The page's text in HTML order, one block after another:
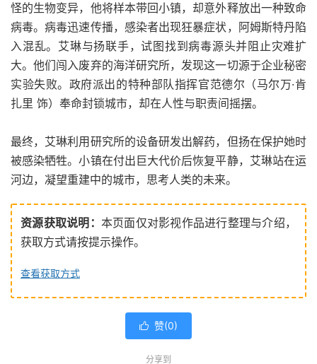
怪的生物变异，他将样本带回小镇，却意外释放出一种致命
病毒。病毒迅速传播，感染者出现狂暴症状，阿姆斯特丹陷
入混乱。艾琳与扬联手，试图找到病毒源头并阻止灾难扩
大。他们闯入废弃的海洋研究所，发现这一切源于企业秘密
实验失败。政府派出的特种部队指挥官范德尔（马尔万·肯
扎里 饰）奉命封锁城市，却在人性与职责间摇摆。
最终，艾琳利用研究所的设备研发出解药，但扬在保护她时
被感染牺牲。小镇在付出巨大代价后恢复平静，艾琳站在运
河边，凝望重建中的城市，思考人类的未来。
资源获取说明： 本页面仅对影视作品进行整理与介绍，
获取方式请按提示操作。
查看获取方式
 赞(0)
分享到